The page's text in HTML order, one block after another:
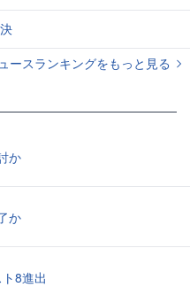
ースランキングをもっと見る
か
か
8進出